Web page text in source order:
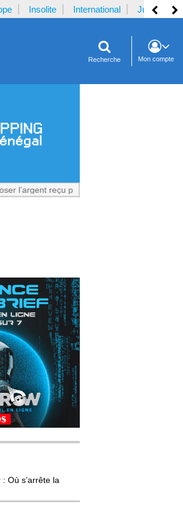
Insolite International Justice
Recherche Mon compte
reçu par la plaignante ?
Où s’arrête la